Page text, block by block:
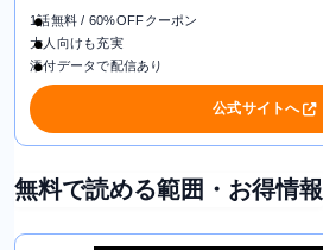
1話無料 / 60%OFFクーポン
大人向けも充実
添付データで配信あり
公式サイトへ
無料で読める範囲・お得情報